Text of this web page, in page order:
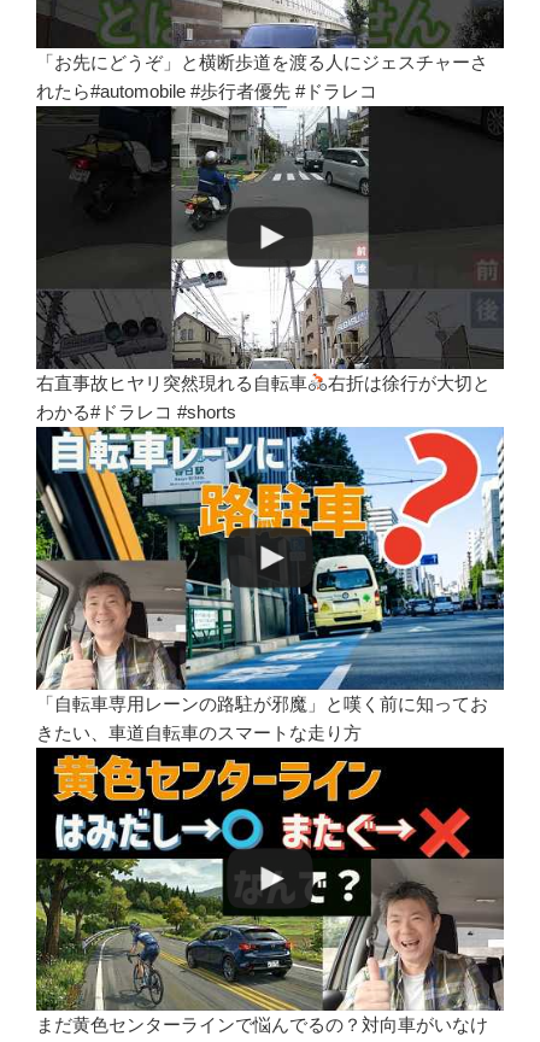
「お先にどうぞ」と横断歩道を渡る人にジェスチャーさ
れたら#automobile #歩行者優先 #ドラレコ
右直事故ヒヤリ突然現れる自転車
右折は徐行が大切と
わかる#ドラレコ #shorts
「自転車専用レーンの路駐が邪魔」と嘆く前に知ってお
きたい、車道自転車のスマートな走り方
まだ黄色センターラインで悩んでるの？対向車がいなけ